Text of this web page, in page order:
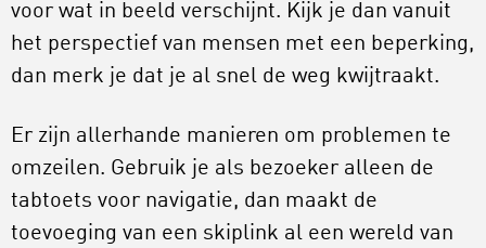
voor wat in beeld verschijnt. Kijk je dan vanuit
het perspectief van mensen met een beperking,
dan merk je dat je al snel de weg kwijtraakt.
Er zijn allerhande manieren om problemen te
omzeilen. Gebruik je als bezoeker alleen de
tabtoets voor navigatie, dan maakt de
toevoeging van een skiplink al een wereld van